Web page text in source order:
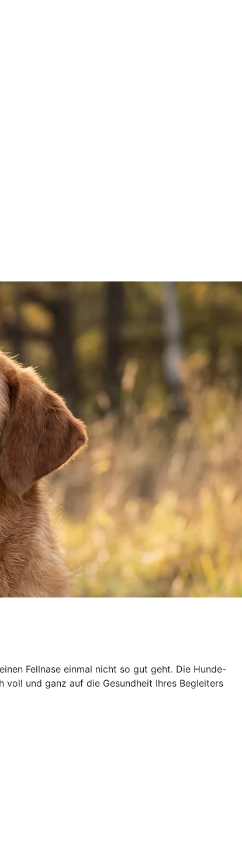
Fellnase einmal nicht so gut geht. Die Hunde-
voll und ganz auf die Gesundheit Ihres Begleiters